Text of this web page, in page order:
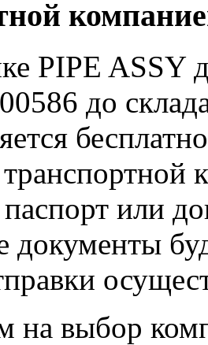
PIPE ASSY
до
или
на выбор